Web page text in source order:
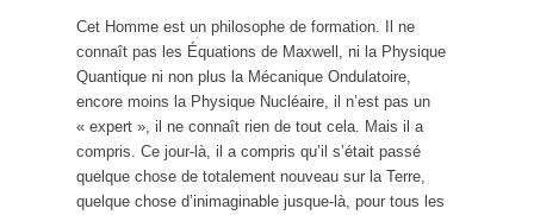
Cet Homme est un philosophe de formation. Il ne
connaît pas les Équations de Maxwell, ni la Physique
Quantique ni non plus la Mécanique Ondulatoire,
encore moins la Physique Nucléaire, il n’est pas un
« expert », il ne connaît rien de tout cela. Mais il a
compris. Ce jour-là, il a compris qu’il s’était passé
quelque chose de totalement nouveau sur la Terre,
quelque chose d’inimaginable jusque-là, pour tous les